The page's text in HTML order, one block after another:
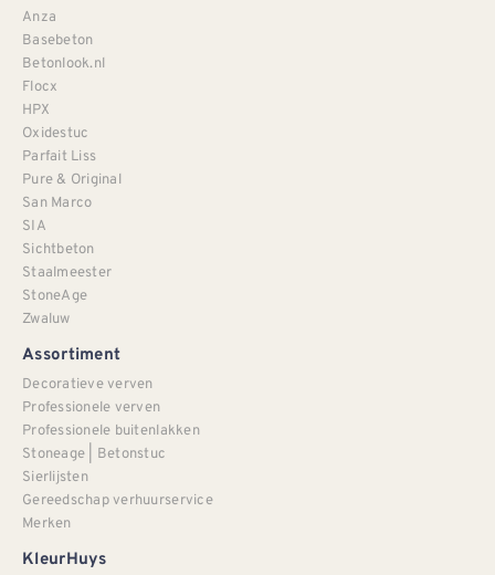
Anza
Basebeton
Betonlook.nl
Flocx
HPX
Oxidestuc
Parfait Liss
Pure & Original
San Marco
SIA
Sichtbeton
Staalmeester
StoneAge
Zwaluw
Assortiment
Decoratieve verven
Professionele verven
Professionele buitenlakken
Stoneage | Betonstuc
Sierlijsten
Gereedschap verhuurservice
Merken
KleurHuys